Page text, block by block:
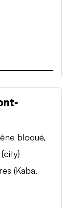
bloqué,
(Kaba,